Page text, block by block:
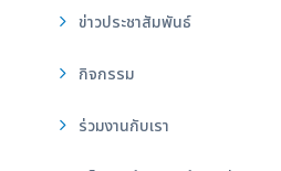
ข่าวประชาสัมพันธ์
กิจกรรม
ร่วมงานกับเรา